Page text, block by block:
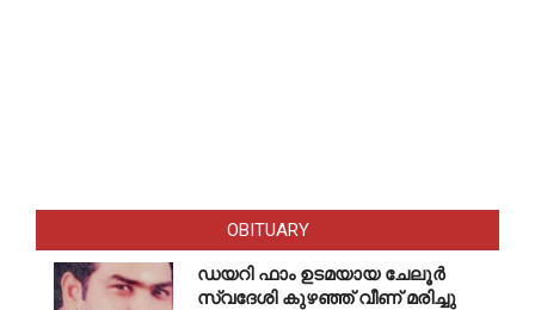
OBITUARY
ഡയറി ഫാം ഉടമയായ ചേലൂർ
സ്വദേശി കുഴഞ്ഞ് വീണ് മരിച്ചു